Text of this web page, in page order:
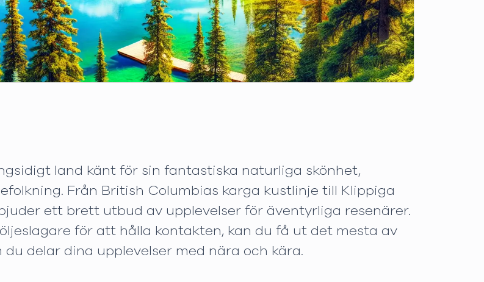
land känt för sin fantastiska naturliga skönhet,
Från British Columbias karga kustlinje till Klippiga
ett brett utbud av upplevelser för äventyrliga resenärer.
för att hålla kontakten, kan du få ut det mesta av
delar dina upplevelser med nära och kära.